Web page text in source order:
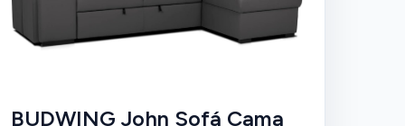
BUDWING John Sofá Cama